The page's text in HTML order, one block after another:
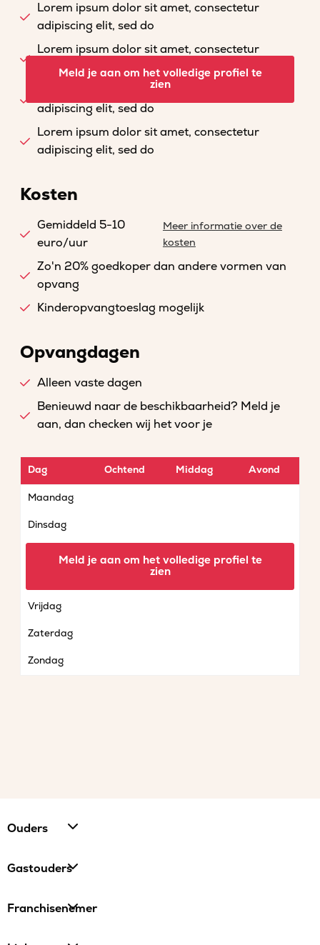
Lorem ipsum dolor sit amet, consectetur
adipiscing elit, sed do
Lorem ipsum dolor sit amet, consectetur
adipiscing elit, sed do
Lorem ipsum dolor sit amet, consectetur
adipiscing elit, sed do
Lorem ipsum dolor sit amet, consectetur
adipiscing elit, sed do
Meld je aan om het volledige profiel te
zien
Kosten
Gemiddeld 5-10
euro/uur
Meer informatie over de
kosten
Zo'n 20% goedkoper dan andere vormen van
opvang
Kinderopvangtoeslag mogelijk
Opvangdagen
Alleen vaste dagen
Benieuwd naar de beschikbaarheid? Meld je
aan, dan checken wij het voor je
Dag Ochtend Middag Avond
Maandag
Dinsdag
Vrijdag
Zaterdag
Zondag
Meld je aan om het volledige profiel te
zien
Ouders
Gastouders
Franchisenemer